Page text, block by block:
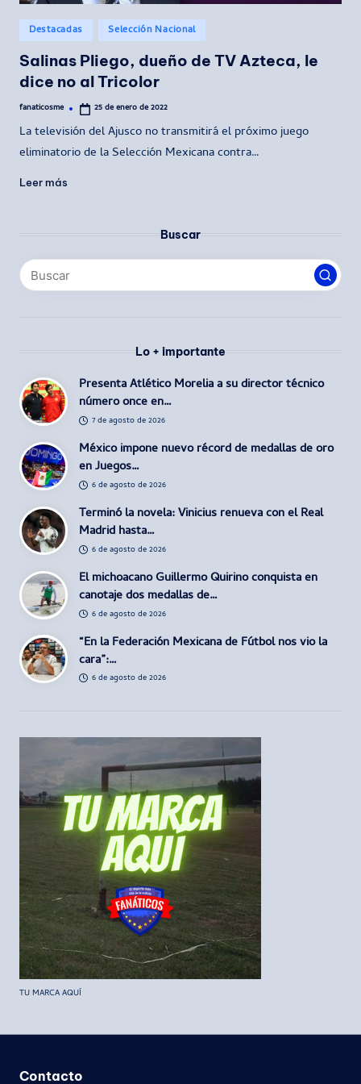
Publicado
en
Destacadas Selección Nacional
Salinas Pliego, dueño de TV Azteca, le
dice no al Tricolor
Publicado
fanaticosme 25 de enero de 2022
La televisión del Ajusco no transmitirá el próximo juego
eliminatorio de la Selección Mexicana contra…
Leer más
Buscar
Lo + importante
Presenta Atlético Morelia a su director técnico
número once en…
7 de agosto de 2026
México impone nuevo récord de medallas de oro
en Juegos…
6 de agosto de 2026
Terminó la novela: Vinicius renueva con el Real
Madrid hasta…
6 de agosto de 2026
El michoacano Guillermo Quirino conquista en
canotaje dos medallas de…
6 de agosto de 2026
“En la Federación Mexicana de Fútbol nos vio la
cara”:…
6 de agosto de 2026
TU MARCA AQUÍ
Contacto